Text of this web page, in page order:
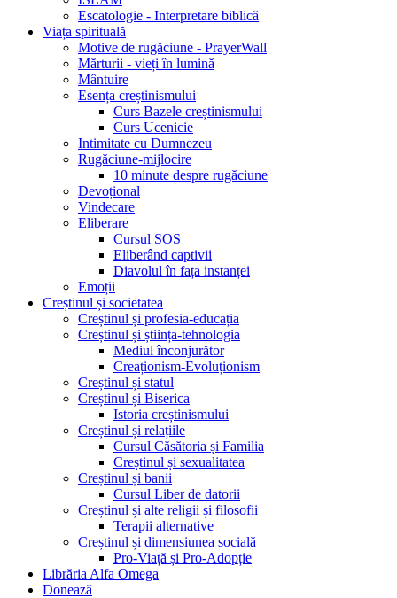
Escatologie - Interpretare biblică
Viața spirituală
Motive de rugăciune - PrayerWall
Mărturii - vieți în lumină
Mântuire
Esența creștinismului
Curs Bazele creștinismului
Curs Ucenicie
Intimitate cu Dumnezeu
Rugăciune-mijlocire
10 minute despre rugăciune
Devoțional
Vindecare
Eliberare
Cursul SOS
Eliberând captivii
Diavolul în fața instanței
Emoții
Creștinul și societatea
Creștinul și profesia-educația
Creștinul și știința-tehnologia
Mediul înconjurător
Creaționism-Evoluționism
Creștinul și statul
Creștinul și Biserica
Istoria creștinismului
Creștinul și relațiile
Cursul Căsătoria și Familia
Creștinul și sexualitatea
Creștinul și banii
Cursul Liber de datorii
Creștinul și alte religii și filosofii
Terapii alternative
Creștinul și dimensiunea socială
Pro-Viață și Pro-Adopție
Librăria Alfa Omega
Donează